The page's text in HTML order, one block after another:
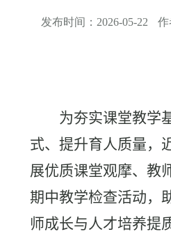
发布时间： 2026-05-22 作
为夯实课堂教学
式、提升育人质量，
展优质课堂观摩、教
期中教学检查活动，
师成长与人才培养提